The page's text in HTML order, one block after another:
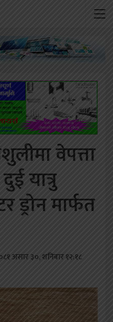
वेपत्ता
यात्रु
ड्रोन मार्फत
असार ३०, शनिबार १२:१८